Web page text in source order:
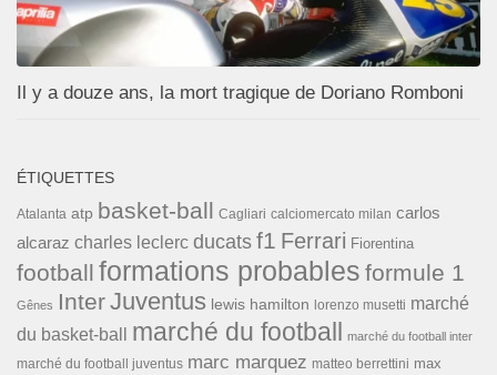
Il y a douze ans, la mort tragique de Doriano Romboni
ÉTIQUETTES
Atalanta atp basket-ball Cagliari calciomercato milan carlos
alcaraz charles leclerc ducats f1 Ferrari Fiorentina
football formations probables formule 1
Gênes InterJuventus lewis hamilton lorenzo musetti marché
du basket-ball
marché du football marché du football inter
marché du football juventus marc marquez matteo berrettini max